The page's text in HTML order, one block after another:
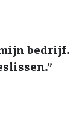
bedrijf.